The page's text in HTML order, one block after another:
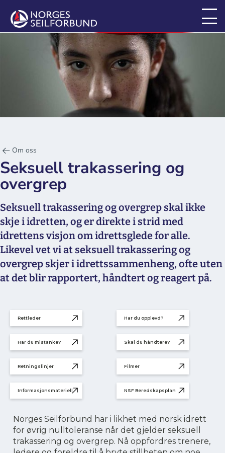
Om oss
Seksuell trakassering og
overgrep
Seksuell trakassering og overgrep skal ikke
skje i idretten, og er direkte i strid med
idrettens visjon om idrettsglede for alle.
Likevel vet vi at seksuell trakassering og
overgrep skjer i idrettssammenheng, ofte uten
at det blir rapportert, håndtert og reagert på.
Rettleder Har du opplevd?
Har du mistanke? Skal du håndtere?
Retningslinjer Filmer
Informasjonsmateriell NSF Beredskapsplan
Norges Seilforbund har i likhet med norsk idrett
for øvrig nulltoleranse når det gjelder seksuell
trakassering og overgrep. Nå oppfordres trenere,